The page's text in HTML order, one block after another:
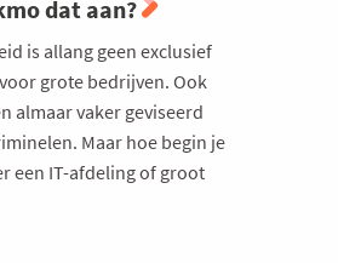
dat aan?
is allang geen exclusief
grote bedrijven. Ook
almaar vaker geviseerd
Maar hoe begin je
een IT-afdeling of groot